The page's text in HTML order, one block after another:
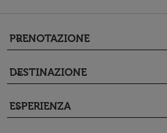
PRENOTAZIONE
keyboard_arrow_down
DESTINAZIONE
keyboard_arrow_down
ESPERIENZA
keyboard_arrow_down